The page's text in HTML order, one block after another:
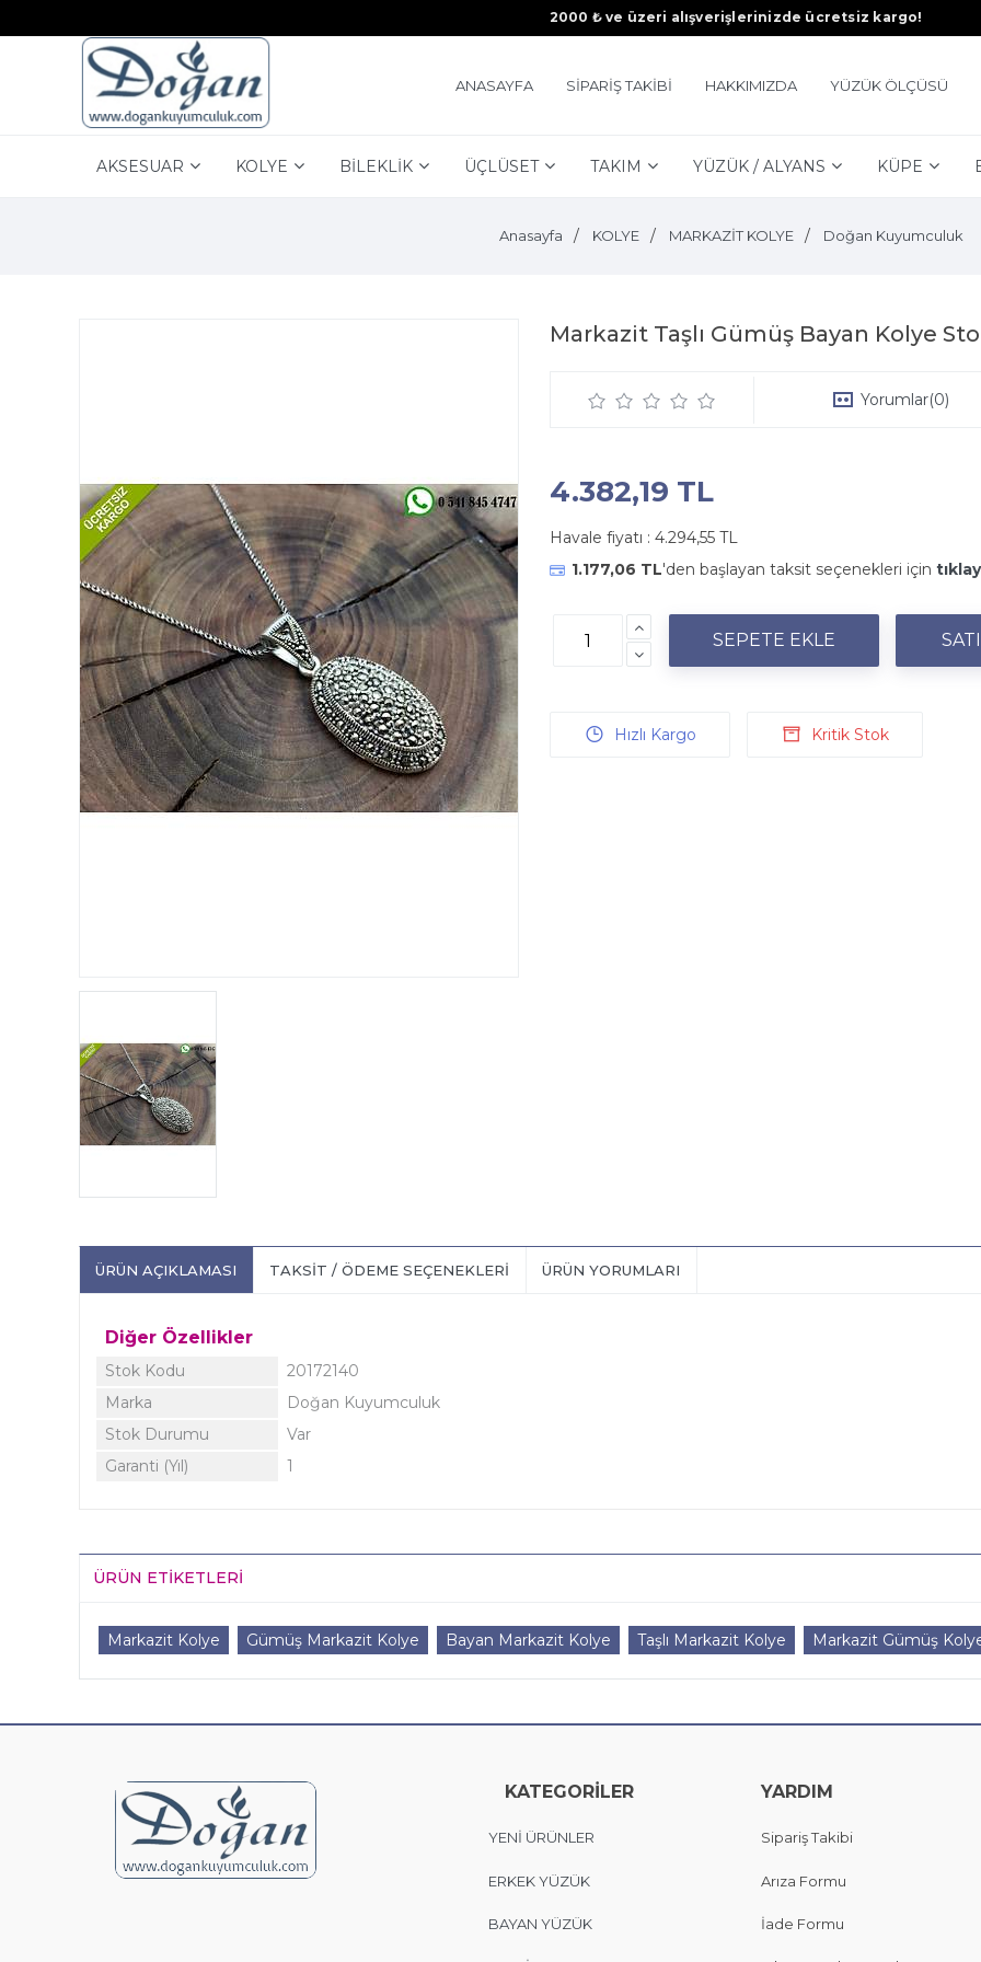
2000 ₺ ve üzeri alışverişlerinizde ücretsiz kargo!
ANASAYFA SİPARİŞ TAKİBİ HAKKIMIZDA YÜZÜK ÖLÇÜSÜ
AKSESUAR KOLYE BİLEKLİK ÜÇLÜSET TAKIM YÜZÜK / ALYANS KÜPE
Anasayfa KOLYE MARKAZİT KOLYE Doğan Kuyumculuk
Markazit Taşlı Gümüş Bayan Kolye
Yorumlar(0)
4.382,19 TL
Havale fiyatı : 4.294,55 TL
1.177,06 TL'den başlayan taksit seçenekleri için
ÜRÜN AÇIKLAMASI TAKSIT / ÖDEME SEÇENEKLERI ÜRÜN YORUMLARI
Diğer Özellikler
Stok Kodu
20172140
Marka
Doğan Kuyumculuk
Stok Durumu
Var
Garanti (Yıl)
1
ÜRÜN ETIKETLERI
Markazit Kolye Gümüş Markazit Kolye Bayan Markazit Kolye Taşlı Markazit Kolye Markazit Gümüş
KATEGORİLER
YENİ ÜRÜNLER
ERKEK YÜZÜK
BAYAN YÜZÜK
YARDIM
Sipariş Takibi
Arıza Formu
İade Formu